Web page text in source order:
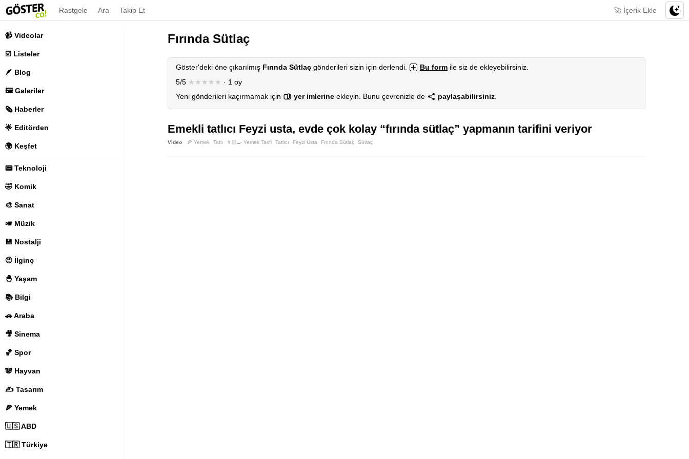
📹 Videolar
☑️ Listeler
🪶 Blog
🖼️ Galeriler
🗞️ Haberler
🌟 Editörden
🌍 Keşfet
📟 Teknoloji
🤣 Komik
🎨 Sanat
🎺 Müzik
💾 Nostalji
🤨 İlginç
🐣 Yaşam
📚 Bilgi
🚗 Araba
🎥 Sinema
🏀 Spor
🐼 Hayvan
✍️ Tasarım
🍕 Yemek
🇺🇸 ABD
🇹🇷 Türkiye
Rastgele Ara Takip Et 🚀 İçerik Ekle
Fırında Sütlaç
Göster'deki öne çıkarılmış Fırında Sütlaç gönderileri sizin için derlendi. Bu form ile siz de ekleyebilirsiniz.
5/5 ★★★★★ · 1 oy
Yeni gönderileri kaçırmamak için
yer imlerine ekleyin. Bunu çevrenizle de paylaşabilirsiniz
Emekli tatlıcı Feyzi usta, evde çok kolay “fırında sütlaç” yapmanın tarifini veriyor
Video 🍕 Yemek Tatlı 👨🏻‍🍳 Yemek Tarifi Tatlıcı Feyzi Usta Fırında Sütlaç Sütlaç